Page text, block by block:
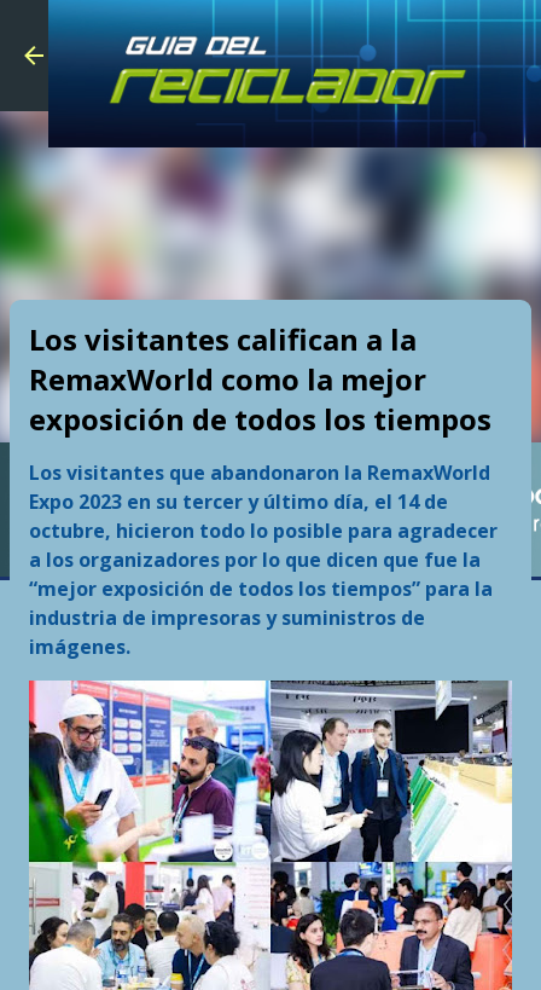
Skip to
Los visitantes califican a la
RemaxWorld como la mejor
exposición de todos los tiempos
Los visitantes que abandonaron la RemaxWorld
Expo 2023 en su tercer y último día, el 14 de
octubre, hicieron todo lo posible para agradecer
a los organizadores por lo que dicen que fue la
“mejor exposición de todos los tiempos” para la
industria de impresoras y suministros de
imágenes.